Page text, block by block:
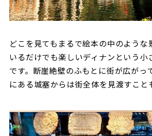
どこを見てもまるで絵本の中のような
いるだけでも楽しいディナンという小
です。断崖絶壁のふもとに街が広がっ
にある城塞からは街全体を見渡すこと